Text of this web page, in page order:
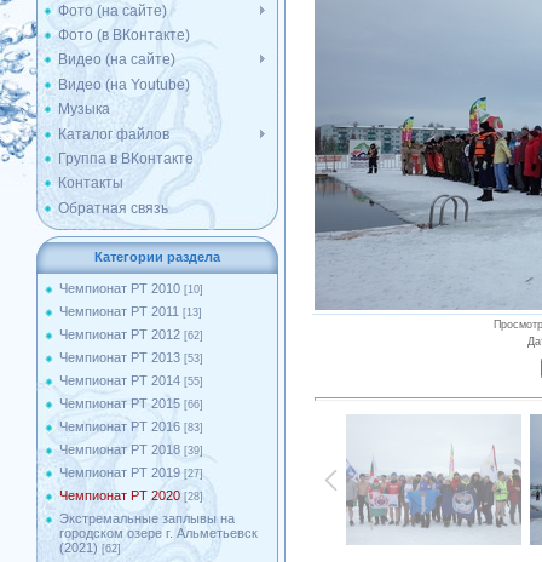
Фото (на сайте)
Фото (в ВКонтакте)
Видео (на сайте)
Видео (на Youtube)
Музыка
Каталог файлов
Группа в ВКонтакте
Контакты
Обратная связь
Категории раздела
Чемпионат РТ 2010 [10]
Чемпионат РТ 2011 [13]
Чемпионат РТ 2012 [62]
Чемпионат РТ 2013 [53]
Чемпионат РТ 2014 [55]
Чемпионат РТ 2015 [66]
Чемпионат РТ 2016 [83]
Чемпионат РТ 2018 [39]
Чемпионат РТ 2019 [27]
Чемпионат РТ 2020 [28]
Экстремальные заплывы на
городском озере г. Альметьевск
(2021) [62]